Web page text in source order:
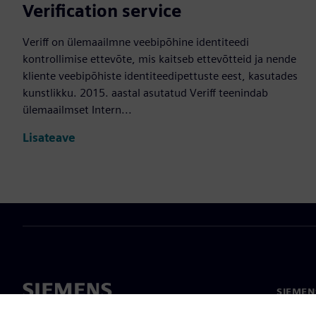
Verification service
Veriff on ülemaailmne veebipõhine identiteedi
kontrollimise ettevõte, mis kaitseb ettevõtteid ja nende
kliente veebipõhiste identiteedipettuste eest, kasutades
kunstlikku. 2015. aastal asutatud Veriff teenindab
ülemaailmset Intern...
Lisateave